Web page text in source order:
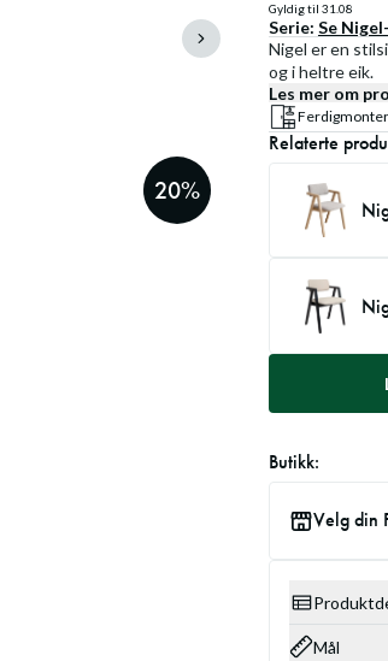
20%
Gyldig til 31.08
Serie: Se Nigel
Nigel er en
og i heltre eik.
Les mer om
Relaterte
Butikk:
Velg din
Mål